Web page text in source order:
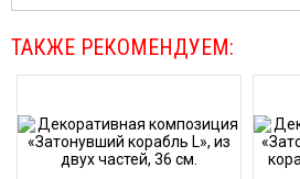
ТАКЖЕ РЕКОМЕНДУЕМ: